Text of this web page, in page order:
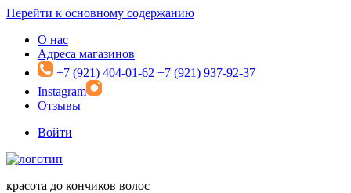
Перейти к основному содержанию
О нас
Адреса магазинов
+7 (921) 404-01-62 +7 (921) 937-92-37
Instagram
Отзывы
Войти
красота до кончиков волос